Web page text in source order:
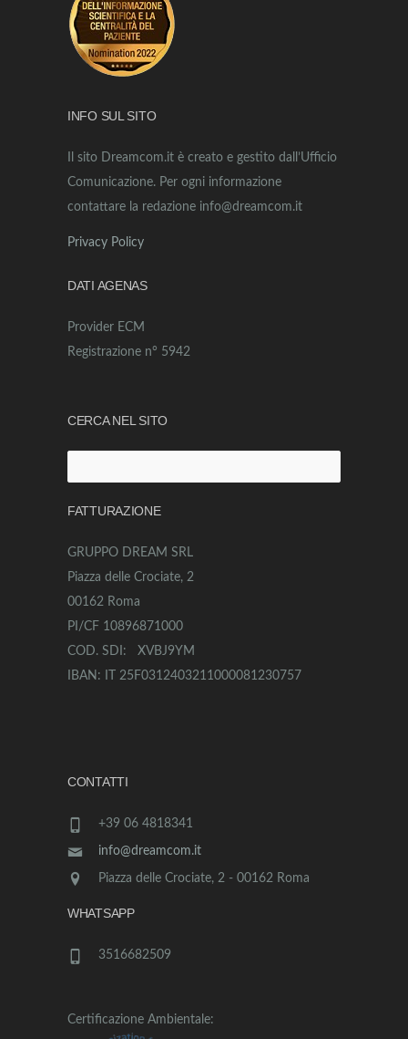
INFO SUL SITO
Il sito Dreamcom.it è creato e gestito dall’Ufficio
Comunicazione. Per ogni informazione
contattare la redazione info@dreamcom.it
Privacy Policy
DATI AGENAS
Provider ECM
Registrazione n° 5942
CERCA NEL SITO
per:
FATTURAZIONE
GRUPPO DREAM SRL
Piazza delle Crociate, 2
00162 Roma
PI/CF 10896871000
COD. SDI: XVBJ9YM
IBAN: IT 25F0312403211000081230757
CONTATTI
+39 06 4818341
info@dreamcom.it
Piazza delle Crociate, 2 - 00162 Roma
WHATSAPP
3516682509
Certificazione Ambientale: